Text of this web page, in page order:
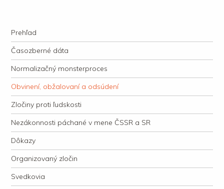
justície
Navigation
Skip to content
Prehľad
Časozberné dáta
Normalizačný monsterproces
Obvinení, obžalovaní a odsúdení
Zločiny proti ľudskosti
Nezákonnosti páchané v mene ČSSR a SR
Dôkazy
Organizovaný zločin
Svedkovia